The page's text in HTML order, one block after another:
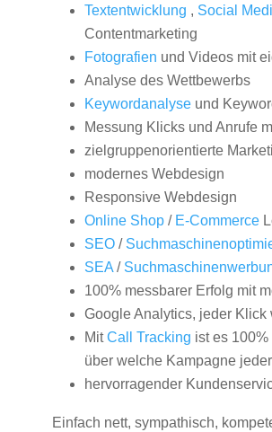
Textentwicklung , Social
Contentmarketing
Fotografien und Videos mit
Analyse des Wettbewerbs
Keywordanalyseund
Messung Klicks und Anrufe
zielgruppenorientierte
modernes Webdesign
Responsive Webdesign
Online Shop/ E-Commerce
SEO/
SEA/
100% messbarer Erfolg mit
Google Analytics, jeder Klick
MitCall Tracking ist es
über welche Kampagne
hervorragender
Einfach nett, sympathisch,